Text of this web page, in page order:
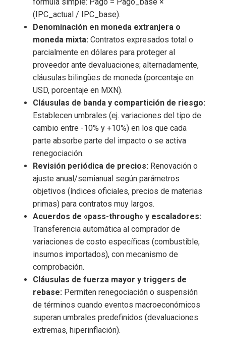
(IPC_actual / IPC_base).
Denominación en moneda extranjera o
moneda mixta: Contratos expresados total o
parcialmente en dólares para proteger al
proveedor ante devaluaciones; alternadamente,
cláusulas bilingües de moneda (porcentaje en
USD, porcentaje en MXN).
Cláusulas de banda y compartición de riesgo:
Establecen umbrales (ej. variaciones del tipo de
cambio entre -10% y +10%) en los que cada
parte absorbe parte del impacto o se activa
renegociación.
Revisión periódica de precios: Renovación o
ajuste anual/semianual según parámetros
objetivos (índices oficiales, precios de materias
primas) para contratos muy largos.
Acuerdos de «pass-through» y escaladores:
Transferencia automática al comprador de
variaciones de costo específicas (combustible,
insumos importados), con mecanismo de
comprobación.
Cláusulas de fuerza mayor y triggers de
rebase: Permiten renegociación o suspensión
de términos cuando eventos macroeconómicos
superan umbrales predefinidos (devaluaciones
extremas, hiperinflación).